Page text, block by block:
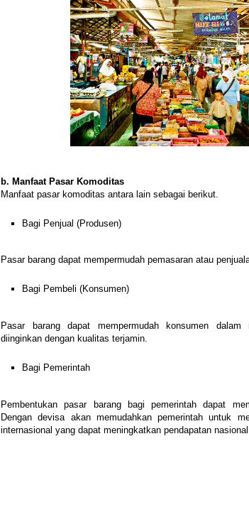
b. Manfaat Pasar Komoditas
Manfaat pasar komoditas antara lain sebagai berikut.
Bagi Penjual (Produsen)
Pasar barang dapat mempermudah pemasaran atau
Bagi Pembeli (Konsumen)
Pasar barang dapat mempermudah konsumen dalam
diinginkan dengan kualitas terjamin.
Bagi Pemerintah
Pembentukan pasar barang bagi pemerintah dapat
Dengan devisa akan memudahkan pemerintah untuk
internasional yang dapat meningkatkan pendapatan nasional.